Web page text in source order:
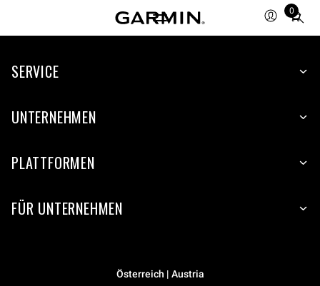
0
Total
items
cart:
SERVICE
UNTERNEHMEN
PLATTFORMEN
FÜR UNTERNEHMEN
Österreich | Austria